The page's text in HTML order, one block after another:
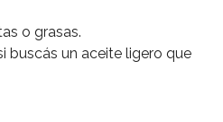
o grasas.
buscás un aceite ligero que